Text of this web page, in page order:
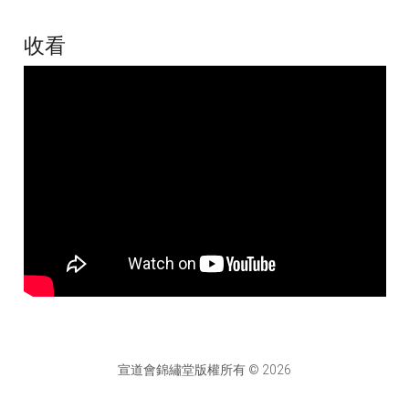
收看
宣道會錦繡堂版權所有 © 2026